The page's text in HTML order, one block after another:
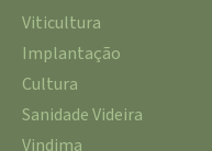
Viticultura
Implantação
Cultura
Sanidade Videira
Vindima